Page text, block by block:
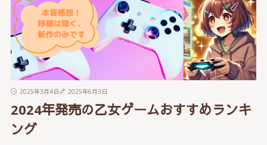
2025年3月4日 2025年6月3日
2024年発売の乙女ゲームおすすめランキ
ング